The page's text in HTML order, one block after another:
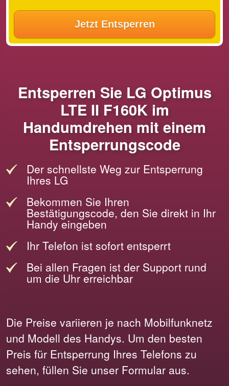
Jetzt Entsperren
Entsperren Sie LG Optimus
LTE II F160K im
Handumdrehen mit einem
Entsperrungscode
Der schnellste Weg zur Entsperrung
Ihres LG
Bekommen Sie Ihren
Bestätigungscode, den Sie direkt in Ihr
Handy eingeben
Ihr Telefon ist sofort entsperrt
Bei allen Fragen ist der Support rund
um die Uhr erreichbar
Die Preise variieren je nach Mobilfunknetz
und Modell des Handys. Um den besten
Preis für Entsperrung Ihres Telefons zu
sehen, füllen Sie unser Formular aus.